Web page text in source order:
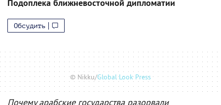
Подоплека ближневосточной дипломатии
Обсудить
© Nikku/Global Look Press
Почему арабские государства разорвали